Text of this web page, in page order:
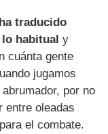
traducido
lo habitual y
cuánta gente
jugamos
por no
entre oleadas
el combate.